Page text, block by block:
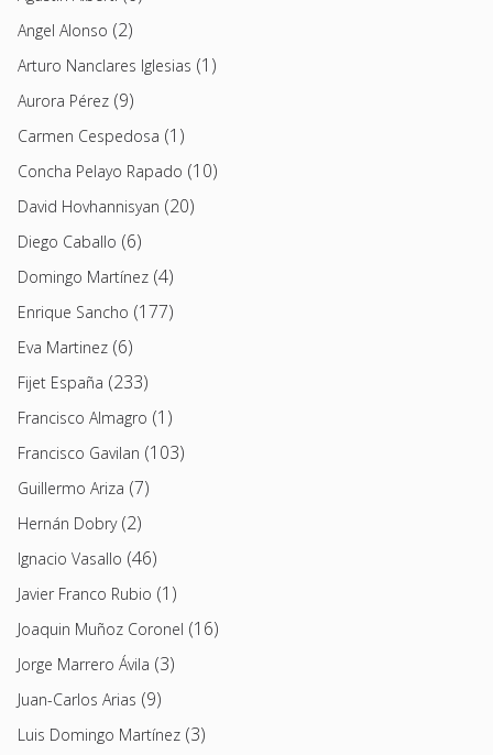
Angel Alonso (2)
Arturo Nanclares Iglesias (1)
Aurora Pérez (9)
Carmen Cespedosa (1)
Concha Pelayo Rapado (10)
David Hovhannisyan (20)
Diego Caballo (6)
Domingo Martínez (4)
Enrique Sancho (177)
Eva Martinez (6)
Fijet España (233)
Francisco Almagro (1)
Francisco Gavilan (103)
Guillermo Ariza (7)
Hernán Dobry(2)
Ignacio Vasallo (46)
Javier Franco Rubio (1)
Joaquin Muñoz Coronel (16)
Jorge Marrero Ávila (3)
Juan-Carlos Arias (9)
Luis Domingo Martínez (3)